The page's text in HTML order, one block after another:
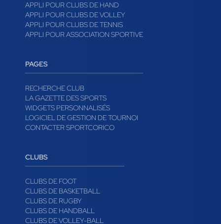
APPLI POUR CLUBS DE HAND
APPLI POUR CLUBS DE VOLLEY
APPLI POUR CLUBS DE TENNIS
APPLI POUR ASSOCIATION SPORTIVE
PAGES
RECHERCHE CLUB
LA GAZETTE DES SPORTS
WIDGETS PERSONNALISÉS
LOGICIEL DE GESTION DE TOURNOI
CONTACTER SPORTCORICO
CLUBS
CLUBS DE FOOT
CLUBS DE BASKETBALL
CLUBS DE RUGBY
CLUBS DE HANDBALL
CLUBS DE VOLLEY-BALL